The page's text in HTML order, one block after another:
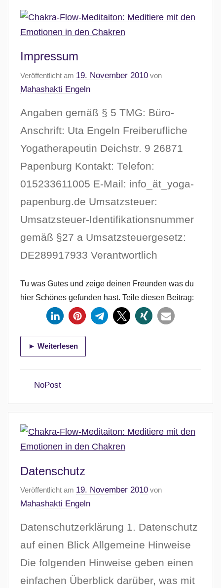
Impressum
Veröffentlicht am 19. November 2010 von
Mahashakti Engeln
Angaben gemäß § 5 TMG: Büro-
Anschrift: Uta Engeln Freiberufliche
Yogatherapeutin Deichstr. 9 26871
Papenburg Kontakt: Telefon:
015233611005 E-Mail: info_ät_yoga-
papenburg.de Umsatzsteuer:
Umsatzsteuer-Identifikationsnummer
gemäß §27 a Umsatzsteuergesetz:
DE289917933 Verantwortlich
Tu was Gutes und zeige deinen Freunden was du
hier Schönes gefunden hast. Teile diesen Beitrag:
► Weiterlesen
NoPost
Datenschutz
Veröffentlicht am 19. November 2010 von
Mahashakti Engeln
Datenschutzerklärung 1. Datenschutz
auf einen Blick Allgemeine Hinweise
Die folgenden Hinweise geben einen
einfachen Überblick darüber, was mit